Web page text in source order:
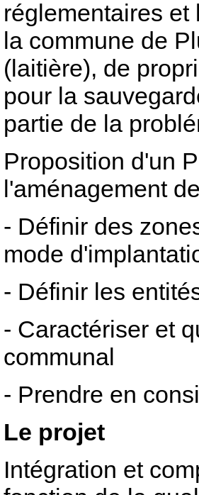
réglementaires et
la commune de
(laitière), de
pour la
partie de la
Proposition d'un
l'aménagement
- Définir des
mode
- Définir les
- Caractériser et
communal
- Prendre en
Le projet
Intégration et